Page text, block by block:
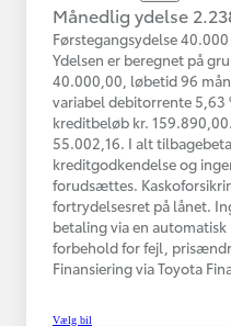
Månedlig ydelse
Førstegangsydelse 40.000
Ydelsen er beregnet på
40.000,00, løbetid 96
variabel debitorrente 5,63
kreditbeløb kr.
55.002,16. I alt
kreditgodkendelse og
forudsættes.
fortrydelsesret på lånet.
betaling via en
forbehold for fejl,
Finansiering via Toyota
Vælg bil